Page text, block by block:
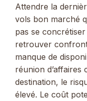
Attendre la
vols bon marché
pas se
retrouver
manque de
réunion d’affaires
destination, le
élevé. Le coût